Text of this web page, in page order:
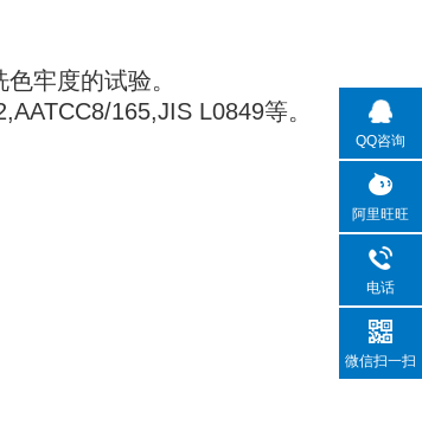
牢度的试验。
165,JIS L0849等。
QQ咨询
阿里旺旺
电话
微信扫一扫